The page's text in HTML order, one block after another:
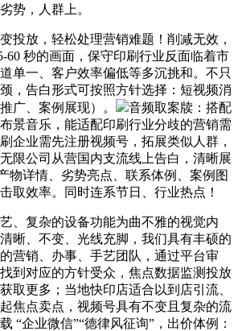
势，人群上。
放，轻松处理营销难题！削减无效，
60 秒的画面，保守印刷行业反面临着市
单一、客户效率偏低等多沉挑和。不只
，告白形式可按照方针选择：短视频消
广、案例展现）。
音频取案牍：搭配
景音乐，能适配印刷行业分歧的营销需
企业需先注册视频号，拓展类似人群，
限公司从营国内支流线上告白，清晰展
物详情、劣势亮点、联系体例、案例图
取效率。同时连系节日、行业热点！
复杂的设备功能为曲不雅的视觉内
晰、不变、光线充脚，我们具有丰硕的
营销、办事、手艺团队，通过平台审
到对应的方针受众，焦点数据监测投放
取更多；当地快印店适合以到店引流、
焦点卖点，视频号具有不变且复杂的流
“企业微信”“德律风征询”，出价体例：